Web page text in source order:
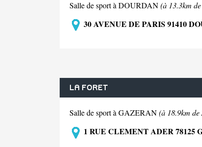
Salle de sport à DOURDAN(à 13.3km
30 AVENUE DE PARIS 91410
LA FORET
Salle de sport à GAZERAN(à 18.9km
1 RUE CLEMENT ADER 78125